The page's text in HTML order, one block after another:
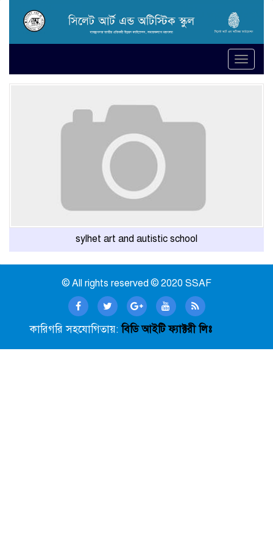
Toggle
sylhet art and autistic school
© All rights reserved © 2020 SSAF
কারিগরি সহযোগিতায়:বিডি আইটি ফ্যাক্টরী লিঃ